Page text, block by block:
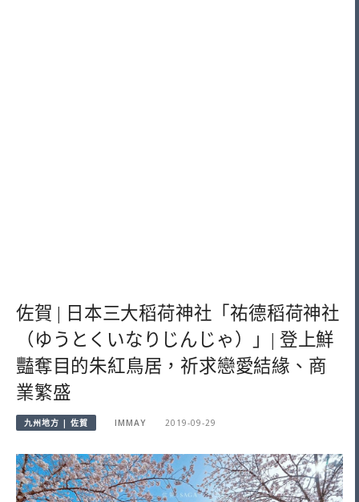
佐賀 | 日本三大稻荷神社「祐德稻荷神社
（ゆうとくいなりじんじゃ）」| 登上鮮
豔奪目的朱紅鳥居，祈求戀愛結緣、商
業繁盛
九州地方 | 佐賀 IMMAY 2019-09-29